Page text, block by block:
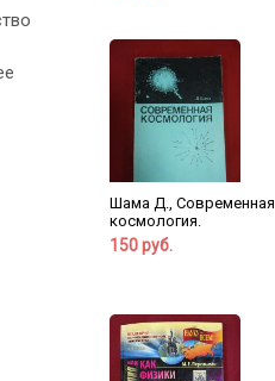
Шама Д., Современная
космология.
150 руб.